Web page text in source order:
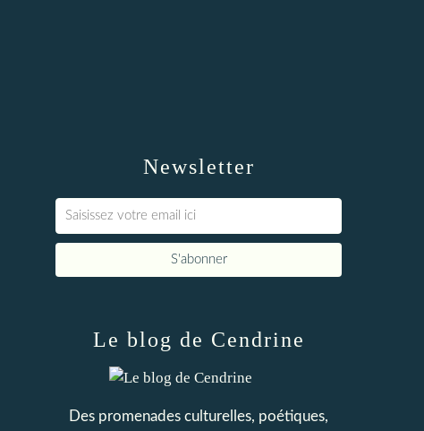
Newsletter
Le blog de Cendrine
Des promenades culturelles, poétiques,